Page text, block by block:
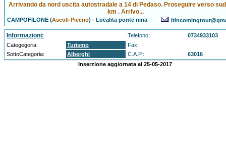
Arrivando da nord uscita autostradale a 14 di Pedaso. Proseguire verso
km . Arrivo...
CAMPOFILONE (Ascoli-Piceno) -Localita ponte nina
Informazioni: Telefono:
0734933103
Categegoria:
Turismo
Fax:
SottoCategoria:
Alberghi C.A.P.:
63016
Inserzione aggiornata al 25-05-2017